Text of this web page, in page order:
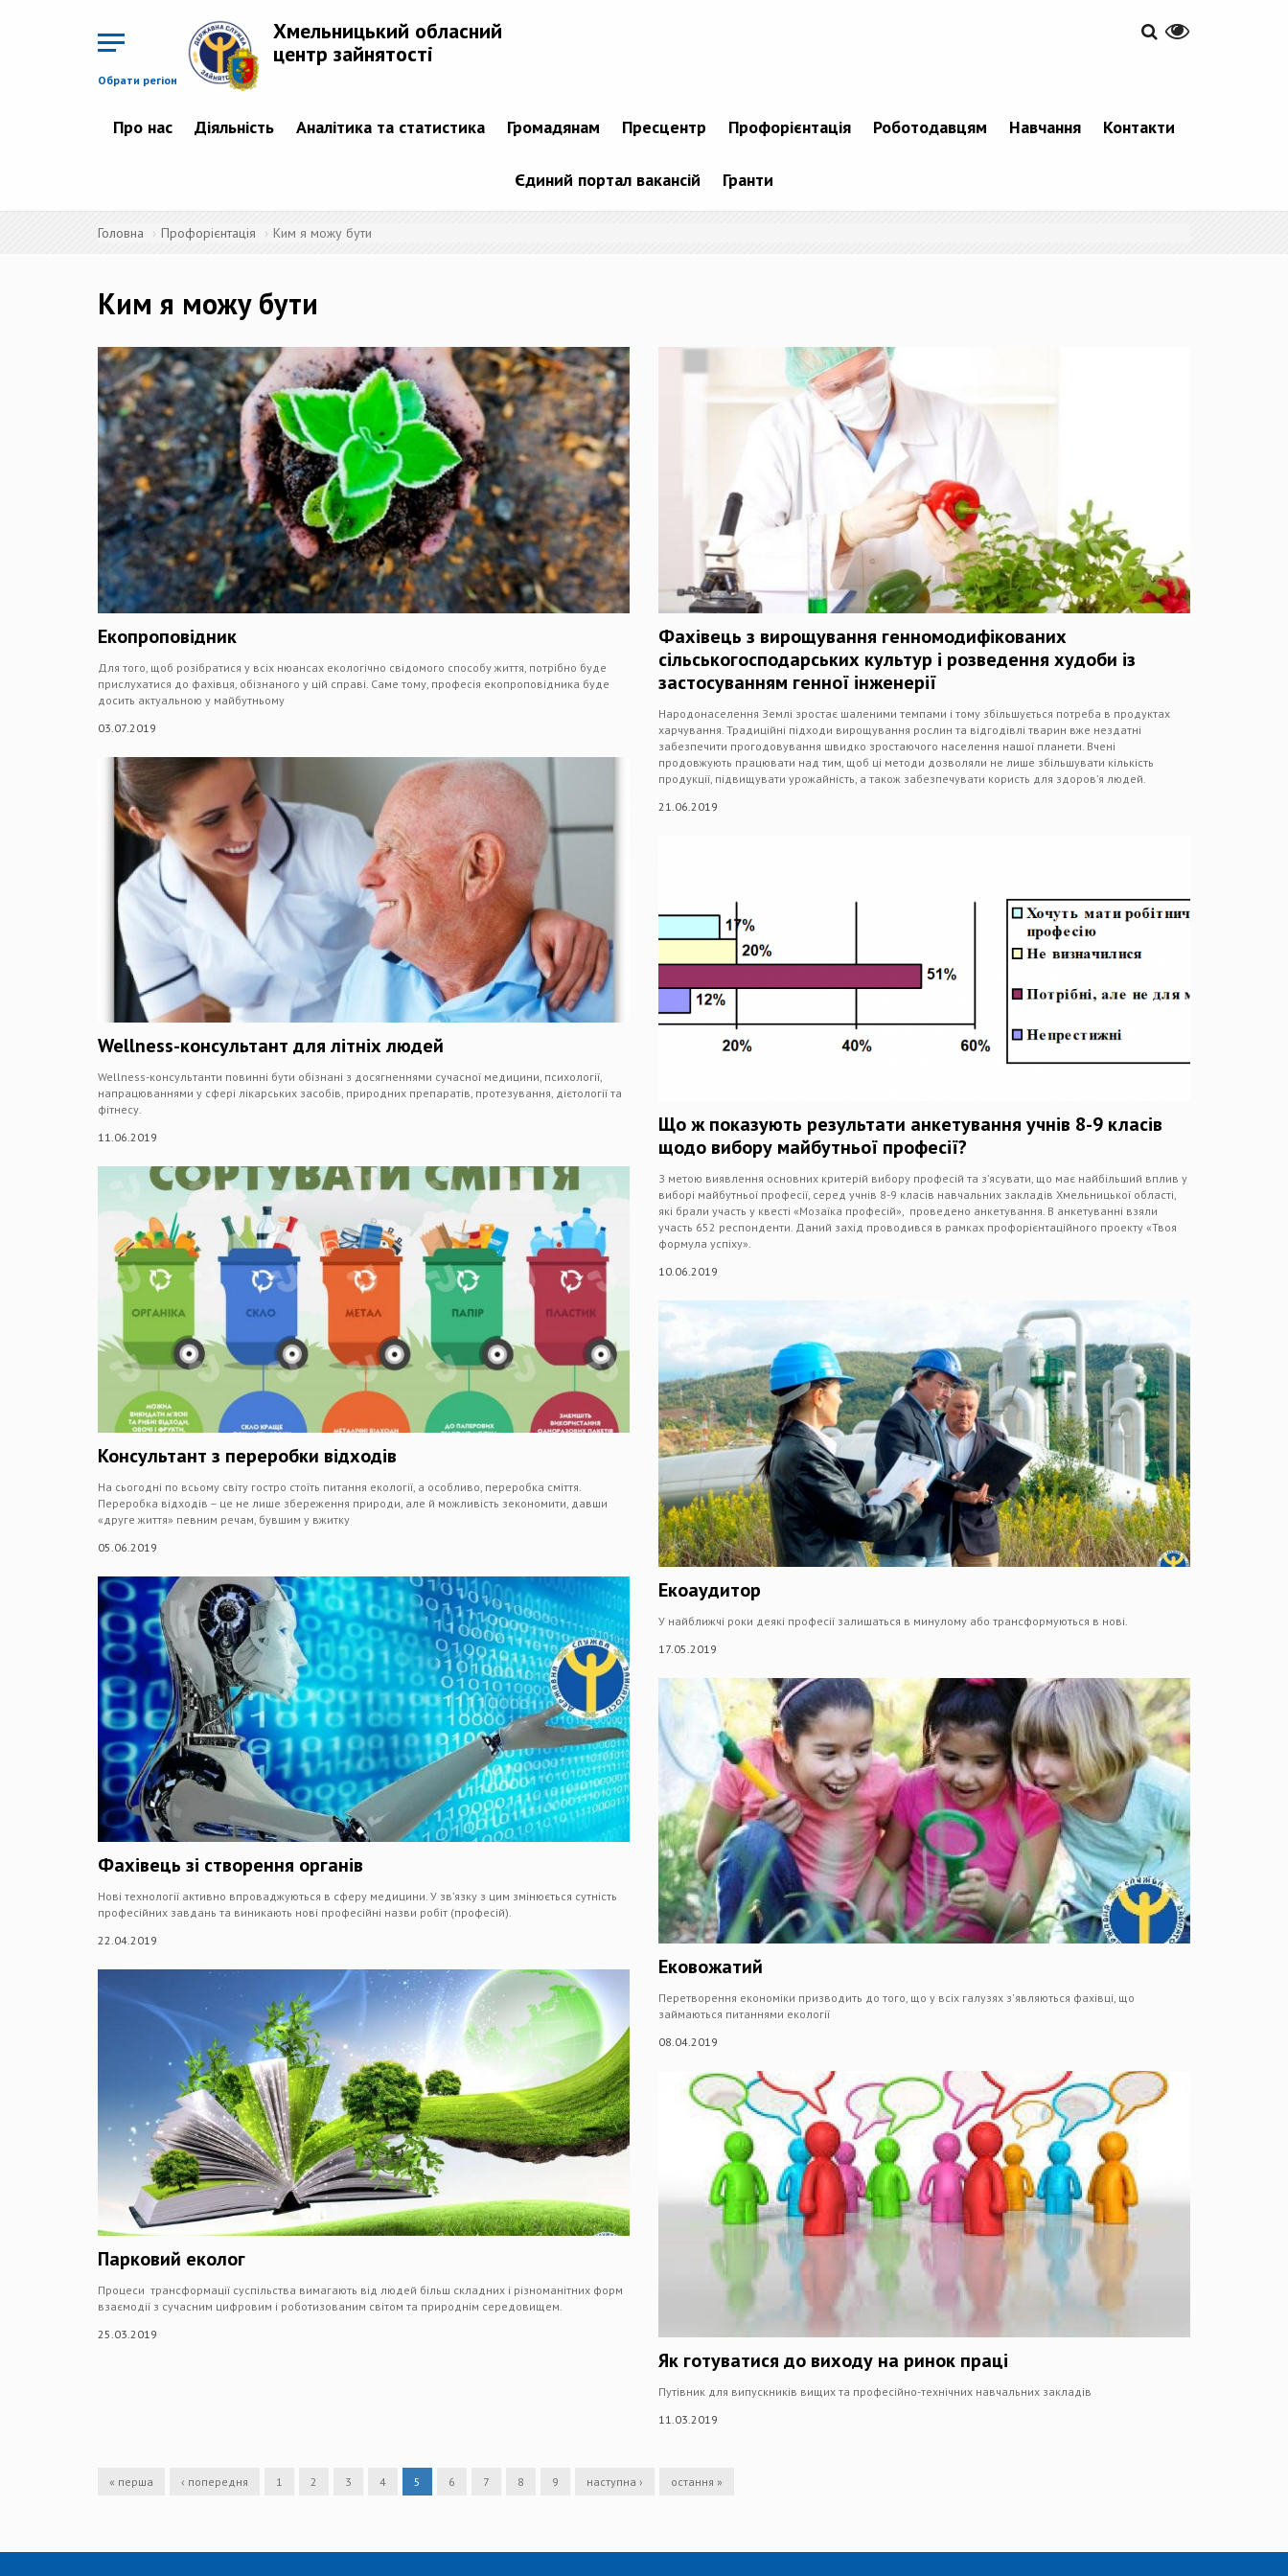
Обрати регіон
Хмельницький обласний
центр зайнятості
Про нас Діяльність Аналітика та статистика Громадянам Пресцентр Профорієнтація Роботодавцям Навчання Контакти
Єдиний портал вакансій Гранти
Головна Профорієнтація Ким я можу бути
Ким я можу бути
Екопроповідник
Для того, щоб розібратися у всіх нюансах екологічно свідомого способу життя, потрібно буде
прислухатися до фахівця, обізнаного у цій справі. Саме тому, професія екопроповідника буде
досить актуальною у майбутньому
03.07.2019
Wellness-консультант для літніх людей
Wellness-консультанти повинні бути обізнані з досягненнями сучасної медицини, психології,
напрацюваннями у сфері лікарських засобів, природних препаратів, протезування, дієтології та
фітнесу.
11.06.2019
Консультант з переробки відходів
На сьогодні по всьому світу гостро стоїть питання екології, а особливо, переробка сміття.
Переробка відходів – це не лише збереження природи, але й можливість зекономити, давши
«друге життя» певним речам, бувшим у вжитку
05.06.2019
Фахівець зі створення органів
Нові технології активно впроваджуються в сферу медицини. У зв’язку з цим змінюється сутність
професійних завдань та виникають нові професійні назви робіт (професій).
22.04.2019
Парковий еколог
Процеси трансформації суспільства вимагають від людей більш складних і різноманітних форм
взаємодії з сучасним цифровим і роботизованим світом та природнім середовищем.
25.03.2019
Фахівець з вирощування генномодифікованих
сільськогосподарських культур і розведення худоби із
застосуванням генної інженерії
Народонаселення Землі зростає шаленими темпами і тому збільшується потреба в продуктах
харчування. Традиційні підходи вирощування рослин та відгодівлі тварин вже нездатні
забезпечити прогодовування швидко зростаючого населення нашої планети. Вчені
продовжують працювати над тим, щоб ці методи дозволяли не лише збільшувати кількість
продукції, підвищувати урожайність, а також забезпечувати користь для здоров’я людей.
21.06.2019
Що ж показують результати анкетування учнів 8-9 класів
щодо вибору майбутньої професії?
З метою виявлення основних критерій вибору професій та з’ясувати, що має найбільший вплив у
виборі майбутньої професії, серед учнів 8-9 класів навчальних закладів Хмельницької області,
які брали участь у квесті «Мозаїка професій», проведено анкетування. В анкетуванні взяли
участь 652 респонденти. Даний захід проводився в рамках профорієнтаційного проекту «Твоя
формула успіху».
10.06.2019
Екоаудитор
У найближчі роки деякі професії залишаться в минулому або трансформуються в нові.
17.05.2019
Ековожатий
Перетворення економіки призводить до того, що у всіх галузях з'являються фахівці, що
займаються питаннями екології
08.04.2019
Як готуватися до виходу на ринок праці
Путівник для випускників вищих та професійно-технічних навчальних закладів
11.03.2019
« перша ‹ попередня 1 2 3 4 5 6 7 8 9 наступна › остання »